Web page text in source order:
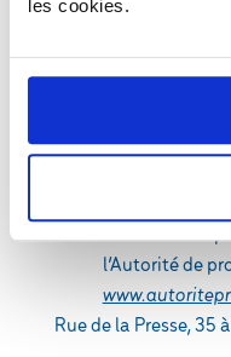
les cookies.
Le droit de
Le droit
Le droit de
traitées ;
Le droit de
l’Autorité de
Rue de la Presse, 35